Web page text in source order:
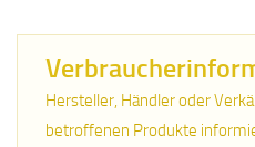
Hersteller, Händler oder
betroffenen Produkte